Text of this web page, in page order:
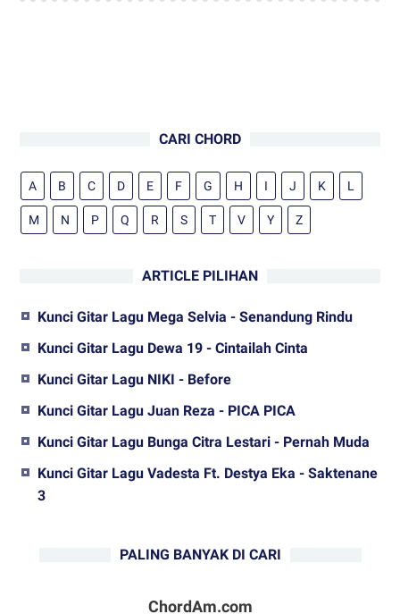
CARI CHORD
A B C D E F G H I J K L
M N P Q R S T V Y Z
ARTICLE PILIHAN
Kunci Gitar Lagu Mega Selvia - Senandung Rindu
Kunci Gitar Lagu Dewa 19 - Cintailah Cinta
Kunci Gitar Lagu NIKI - Before
Kunci Gitar Lagu Juan Reza - PICA PICA
Kunci Gitar Lagu Bunga Citra Lestari - Pernah Muda
Kunci Gitar Lagu Vadesta Ft. Destya Eka - Saktenane
3
PALING BANYAK DI CARI
ChordAm.com